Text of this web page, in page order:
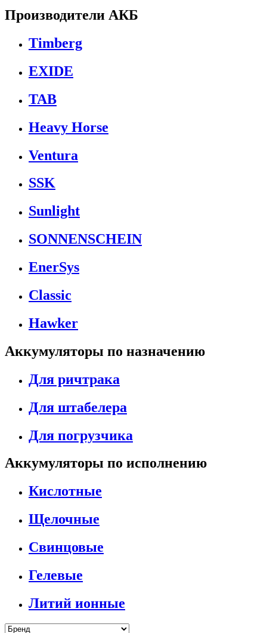
Производители АКБ
Timberg
EXIDE
TAB
Heavy Horse
Ventura
SSK
Sunlight
SONNENSCHEIN
EnerSys
Classic
Hawker
Аккумуляторы по назначению
Для ричтрака
Для штабелера
Для погрузчика
Аккумуляторы по исполнению
Кислотные
Щелочные
Свинцовые
Гелевые
Литий ионные